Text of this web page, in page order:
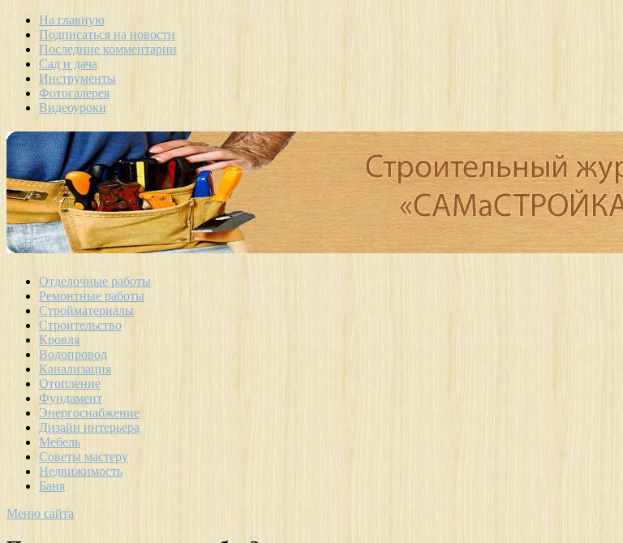
На главную
Подписаться на новости
Последние комментарии
Сад и дача
Инструменты
Фотогалерея
Видеоуроки
Отделочные работы
Ремонтные работы
Стройматериалы
Строительство
Кровля
Водопровод
Канализация
Отопление
Фундамент
Энергоснабжение
Дизайн интерьера
Мебель
Советы мастеру
Недвижимость
Баня
Меню сайта